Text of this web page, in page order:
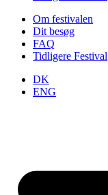
Om festivalen
Dit besøg
FAQ
Tidligere Festival
DK
ENG